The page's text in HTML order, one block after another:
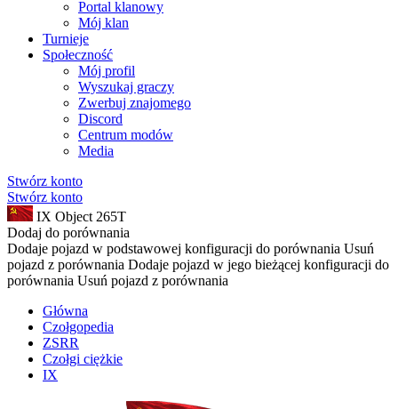
Portal klanowy
Mój klan
Turnieje
Społeczność
Mój profil
Wyszukaj graczy
Zwerbuj znajomego
Discord
Centrum modów
Media
Stwórz konto
Stwórz konto
IX Object 265T
Dodaj do porównania
Dodaje pojazd w podstawowej konfiguracji do porównania Usuń
pojazd z porównania Dodaje pojazd w jego bieżącej konfiguracji do
porównania Usuń pojazd z porównania
Główna
Czołgopedia
ZSRR
Czołgi ciężkie
IX